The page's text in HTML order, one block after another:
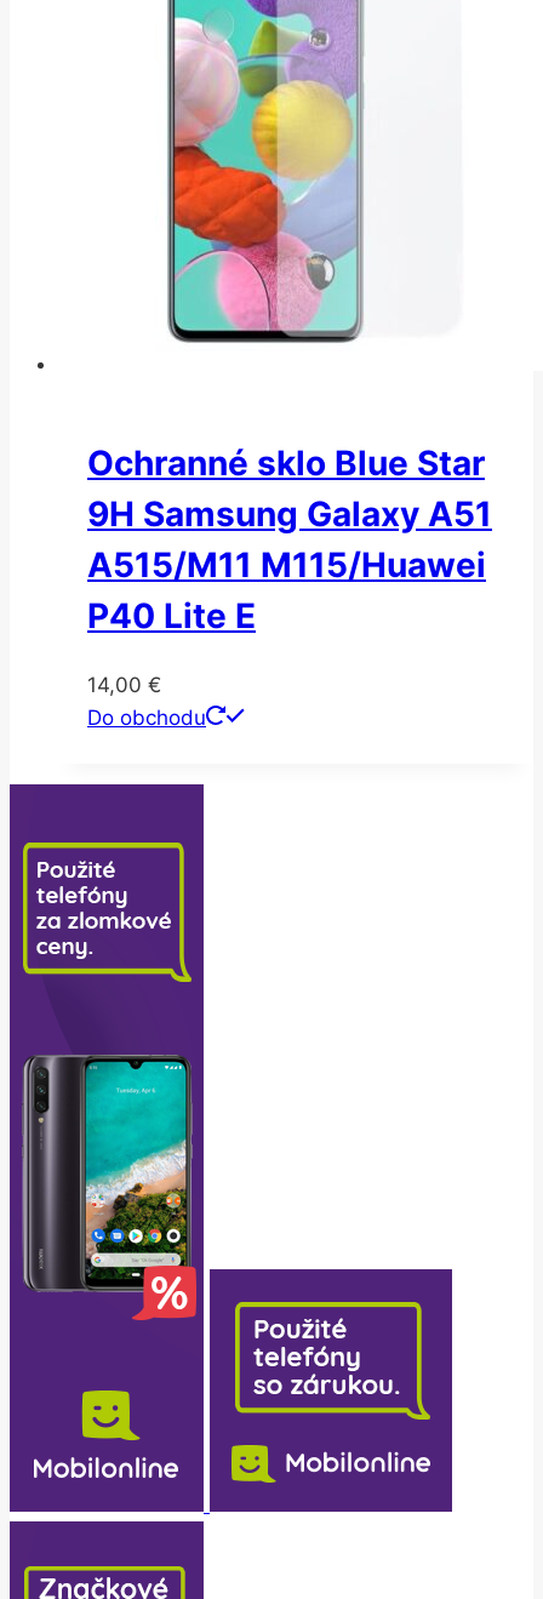
Ochranné sklo Blue Star
9H Samsung Galaxy A51
A515/M11 M115/Huawei
P40 Lite E
14,00 €
Do obchodu